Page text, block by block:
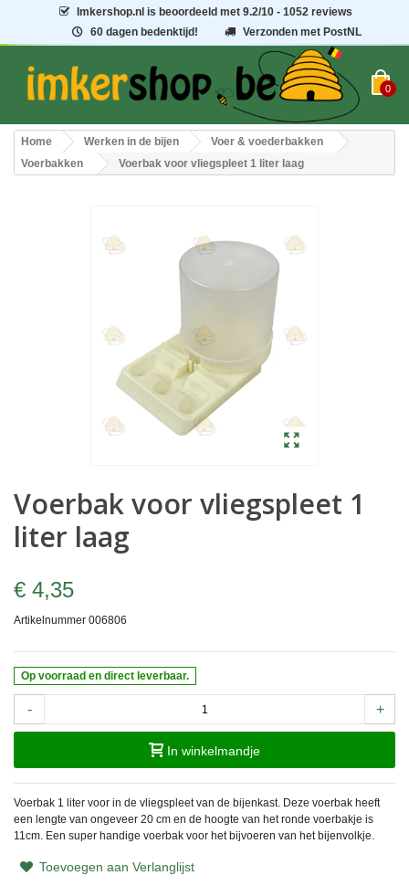
Imkershop.nl is beoordeeld met9.2/10 - 1052 reviews
60 dagen bedenktijd!
Verzonden met PostNL
0
Home Werken in de bijen
Voer & voederbakken
Voerbakken
Voerbak voor vliegspleet 1 liter laag
Voerbak voor vliegspleet 1
liter laag
€ 4,35
Artikelnummer 006806
Op voorraad en direct leverbaar.
- +
In winkelmandje
Voerbak 1 liter voor in de vliegspleet van de bijenkast. Deze voerbak heeft
een lengte van ongeveer 20 cm en de hoogte van het ronde voerbakje is
11cm. Een super handige voerbak voor het bijvoeren van het bijenvolkje.
Toevoegen aan Verlanglijst